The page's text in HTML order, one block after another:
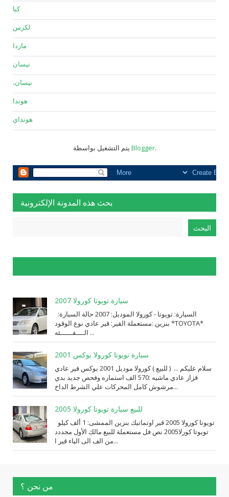
كيا
لكزس
مازدا
نيسان
نيسان،
هوندا
هونداي
Blogger.
بحث هذه المدونة الإلكترونية
سيارة تويوتا كورولا 2007
⁨مستعملة⁩ القير: ⁨قير عادي⁩ نوع الوقود: ⁨بنزين⁩ *TOYOTA*
الــــفــــــئه ...
سيارة تويوتا كورولا بوكس 2001
سلام عليكم ... ( للبيع ) كورولا موديل 2001 بوكس قير عادي
قزاز عادي ماشيه :570 الف استماره وفحص جديد بدي
مرشوش كامل المحركات علي الشرط الداخ...
للبيع سيارة تويوتا كورولا 2005
تويوتا كورلا2005 نص فل مستعملة للبيع مالك الأول مجددد
من الف الى الياء قير ا...
من نحن ؟